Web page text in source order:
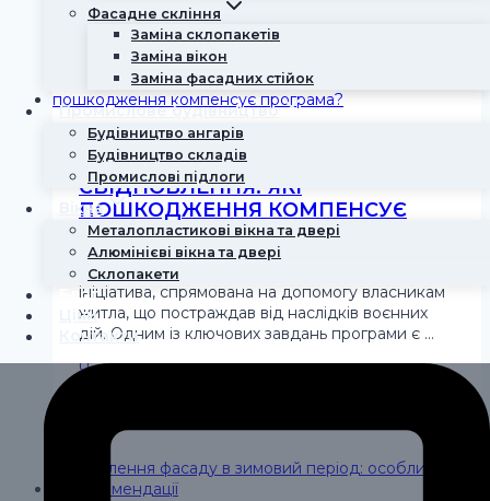
Фасадне скління
Заміна склопакетів
Заміна вікон
Заміна фасадних стійок
Промислове будівництво
Будівництво ангарів
Будівництво складів
Промислові підлоги
Вікна
Металопластикові вікна та двері
Алюмінієві вікна та двері
Склопакети
Блог
Ціни
Контакти
промислових об’єктів
РЕМОНТ ПОКРІВЛІ ПО
ЄВІДНОВЛЕННЯ: ЯКІ
ПОШКОДЖЕННЯ КОМПЕНСУЄ
ПРОГРАМА?
Програма єВідновлення — це державна
ініціатива, спрямована на допомогу власникам
житла, що постраждав від наслідків воєнних
дій. Одним із ключових завдань програми є …
Читати даліРемонт покрівлі по єВідновлення: